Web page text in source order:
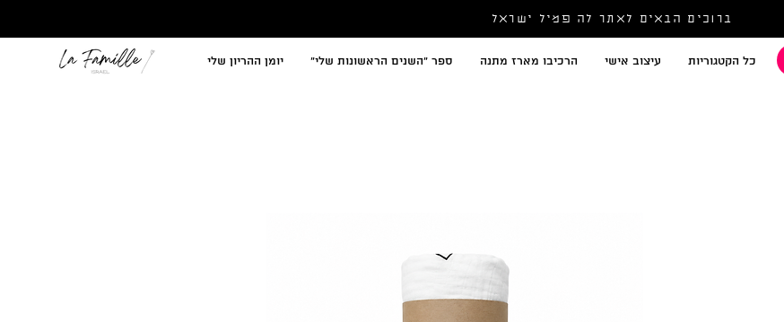
ברוכים הבאים לאתר לה פמיל ישראל
כל הקטגוריות עיצוב אישי הרכיבו מארז מתנה ספר "השנים הראשונות שלי" יומן ההריון שלי